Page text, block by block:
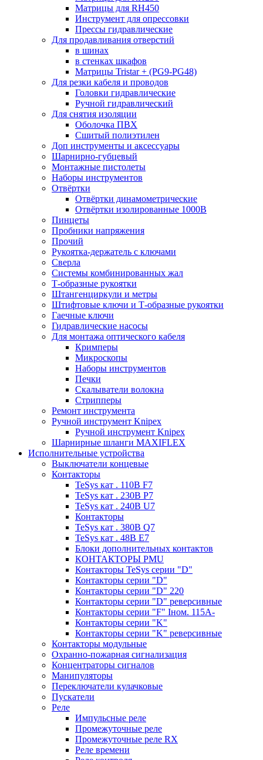
Матрицы для RH450
Инструмент для опрессовки
Прессы гидравлические
Для продавливания отверстий
в шинах
в стенках шкафов
Матрицы Tristar + (PG9-PG48)
Для резки кабеля и проводов
Головки гидравлические
Ручной гидравлический
Для снятия изоляции
Оболочка ПВХ
Сшитый полиэтилен
Доп инструменты и аксессуары
Шарнирно-губцевый
Монтажные пистолеты
Наборы инструментов
Отвёртки
Отвёртки динамометрические
Отвёртки изолированные 1000В
Пинцеты
Пробники напряжения
Прочий
Рукоятка-держатель с ключами
Сверла
Системы комбинированных жал
Т-образные рукоятки
Штангенциркули и метры
Штифтовые ключи и Т-образные рукоятки
Гаечные ключи
Гидравлические насосы
Для монтажа оптического кабеля
Кримперы
Микроскопы
Наборы инструментов
Печки
Скалыватели волокна
Стрипперы
Ремонт инструмента
Ручной инструмент Knipex
Ручной инструмент Knipex
Шарнирные шланги MAXIFLEX
Исполнительные устройства
Выключатели концевые
Контакторы
TeSys кат . 110В F7
TeSys кат . 230В P7
TeSys кат . 240В U7
Контакторы
TeSys кат . 380В Q7
TeSys кат . 48В E7
Блоки дополнительных контактов
КОНТАКТОРЫ PMU
Контакторы TeSys серии "D"
Контакторы серии "D"
Контакторы серии "D" 220
Контакторы серии "D" реверсивные
Контакторы серии "F" Iном. 115А-
Контакторы серии "K"
Контакторы серии "K" реверсивные
Контакторы модульные
Охранно-пожарная сигнализация
Концентраторы сигналов
Манипуляторы
Переключатели кулачковые
Пускатели
Реле
Импульсные реле
Промежуточные реле
Промежуточные реле RX
Реле времени